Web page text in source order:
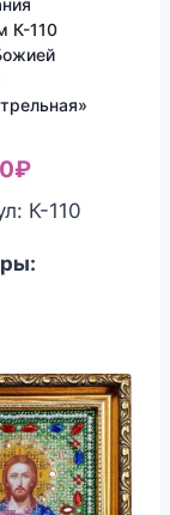
К-110
₽
К-110